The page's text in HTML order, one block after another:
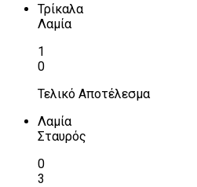
Τρίκαλα
Λαμία
1
0
Τελικό Αποτέλεσμα
Λαμία
Σταυρός
0
3